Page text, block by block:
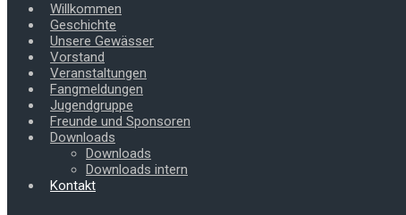
Willkommen
Geschichte
Unsere Gewässer
Vorstand
Veranstaltungen
Fangmeldungen
Jugendgruppe
Freunde und Sponsoren
Downloads
Downloads
Downloads intern
Kontakt